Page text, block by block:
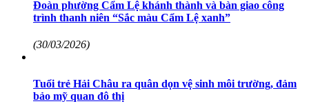
Đoàn phường Cẩm Lệ khánh thành và bàn giao công
trình thanh niên “Sắc màu Cẩm Lệ xanh”
(30/03/2026)
Tuổi trẻ Hải Châu ra quân dọn vệ sinh môi trường, đảm
bảo mỹ quan đô thị